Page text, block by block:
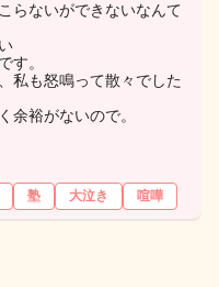
らないができないなんて
す。
私も怒鳴って散々でした
余裕がないので。
塾 大泣き 喧嘩